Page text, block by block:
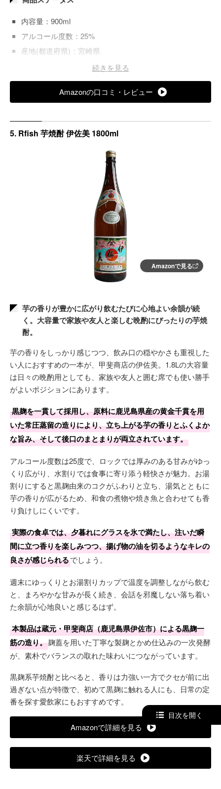
内容量：900ml
アルコール度数：25%
産地(都道府県)：宮崎県
おすすめの飲み方：炭酸割り、水割り、ピーチティー割
り、アールグレイ割り
原材料：記載なし
続きを見る
Amazonの口コミ・レビュー
5. Rfish 芋焼酎 伊佐美 1800ml
Amazonで見る
芋の香りが豊かに広がり飲むたびに心地よい余韻が続
く。大容量で家族や友人と楽しむ晩酌にぴったりの芋焼
酎。
芋の香りをしっかり感じつつ、飲み口の穏やかさも重視した
い人におすすめの一本が、甲斐商店の伊佐美。1.8Lの大容量
は日々の晩酌用としても、家族や友人と囲む席でも使い勝手
がよいポジションにあります。
黒麹を一貫して採用し、原料に鹿児島県産の黄金千貫を用
いた常圧蒸留の造りにより、立ち上がる芋の香りとふくよか
な旨み、そして後口のまとまりが両立されています。
アルコール度数は25度で、ロックでは厚みのある甘みがゆっ
くり広がり、水割りでは食事に寄り添う軽快さが魅力。お湯
割りにすると黒麹由来のコクがふわりと立ち、湯気とともに
芋の香りが広がるため、和食の煮物や焼き魚と合わせても香
り負けしにくいです。
実際の食卓では、夕暮れにグラスを氷で満たし、注いだ瞬
間に立つ香りを楽しみつつ、揚げ物の油を切るようなキレの
良さが感じられるでしょう。
週末にゆっくりとお湯割りカップで温度を調整しながら飲む
と、まろやかな甘みが長く続き、会話を邪魔しない落ち着い
た余韻が心地良いと感じるはず。
本製品は蔵元・甲斐商店（鹿児島県伊佐市）による黒麹一
筋の造り。麹蓋を用いた丁寧な製麹とかめ仕込みの一次発酵
が、素朴でバランスの取れた味わいにつながっています。
黒麹系芋焼酎と比べると、香りは力強い一方でクセが前に出
過ぎない点が特徴で、初めて黒麹に触れる人にも、日常の定
番を探す愛飲家にもおすすめです。
Amazonで詳細を見る
楽天で詳細を見る
目次を開く